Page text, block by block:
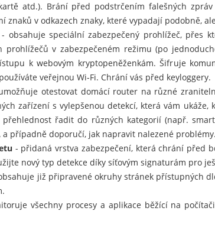
atd.). Brání před podstrčením falešných
znaků v odkazech znaky, které vypadají podobně,
- obsahuje speciální zabezpečený prohlížeč, přes
prohlížečů v zabezpečeném režimu (po
k webovým kryptopeněženkám. Šifruje
veřejnou Wi-Fi. Chrání vás před keyloggery.
otestovat domácí router na různé
zařízení s vylepšenou detekcí, která vám ukáže,
řadit do různých kategorií (např.
případně doporučí, jak napravit nalezené problémy.
- přidaná vrstva zabezpečení, která chrání před
nový typ detekce díky síťovým signaturám pro
již připravené okruhy stránek přístupných
všechny procesy a aplikace běžící na